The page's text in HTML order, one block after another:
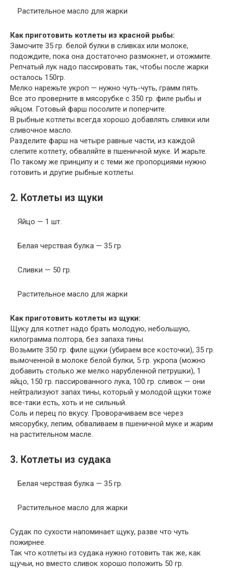
Растительное масло для жарки
Как приготовить котлеты из красной рыбы:
Замочите 35 гр. белой булки в сливках или молоке,
подождите, пока она достаточно размокнет, и отожмите.
Репчатый лук надо пассировать так, чтобы после жарки
осталось 150гр.
Мелко нарежьте укроп — нужно чуть-чуть, грамм пять.
Все это проверните в мясорубке с 350 гр. филе рыбы и
яйцом. Готовый фарш посолите и поперчите.
В рыбные котлеты всегда хорошо добавлять сливки или
сливочное масло.
Разделите фарш на четыре равные части, из каждой
слепите котлету, обваляйте в пшеничной муке. И жарьте.
По такому же принципу и с теми же пропорциями нужно
готовить и другие рыбные котлеты.
2. Котлеты из щуки
Яйцо — 1 шт.
Белая черствая булка — 35 гр.
Сливки — 50 гр.
Растительное масло для жарки
Как приготовить котлеты из щуки:
Щуку для котлет надо брать молодую, небольшую,
килограмма полтора, без запаха тины.
Возьмите 350 гр. филе щуки (убираем все косточки), 35 гр.
вымоченной в молоке белой булки, 5 гр. укропа (можно
добавить столько же мелко нарубленной петрушки), 1
яйцо, 150 гр. пассированного лука, 100 гр. сливок — они
нейтрализуют запах тины, который у молодой щуки тоже
все-таки есть, хоть и не сильный.
Соль и перец по вкусу. Проворачиваем все через
мясорубку, лепим, обваливаем в пшеничной муке и жарим
на растительном масле.
3. Котлеты из судака
Белая черствая булка — 35 гр.
Растительное масло для жарки
Судак по сухости напоминает щуку, разве что чуть
пожирнее.
Так что котлеты из судака нужно готовить так же, как
щучьи, но вместо сливок хорошо положить 50 гр.